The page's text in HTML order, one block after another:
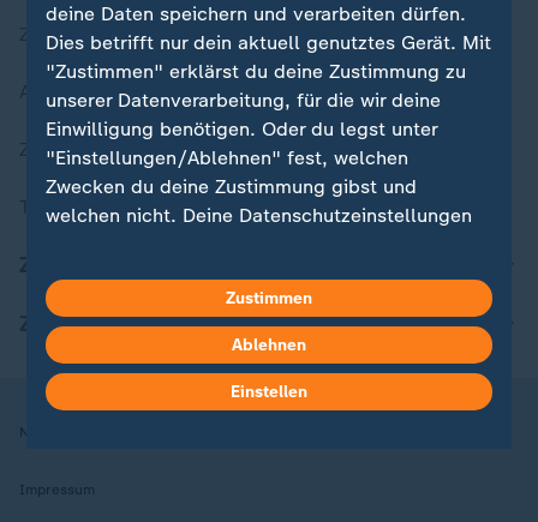
Zuletzt veröffentlicht
Aktuelle Sendungs-Videos
ZDFheute Stories
Themen im Überblick
ZDFheute Apps
Nutzungsbedingungen
Impressum
deine Daten speichern und verarbeiten dürfen.
Dies betrifft nur dein aktuell genutztes Gerät. Mit
"Zustimmen" erklärst du deine Zustimmung zu
unserer Datenverarbeitung, für die wir deine
Einwilligung benötigen. Oder du legst unter
"Einstellungen/Ablehnen" fest, welchen
Zwecken du deine Zustimmung gibst und
welchen nicht. Deine Datenschutzeinstellungen
Hier findest du das Impressum.
Weitere Informationen findest du in unserer
Datenschutzerklärung.
Zustimmen
Ablehnen
Einstellen